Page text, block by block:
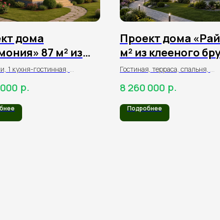
дома
87 м² из
бруса
1 кухня-гостинная,
р.
Проект дома
м² из клееного
Гостиная, терраса, спальня,
8 260 000 р.
Подробнее